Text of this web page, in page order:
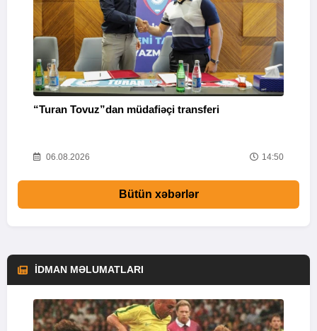
“Turan Tovuz”dan müdafiəçi transferi
06.08.2026 14:50
Bütün xəbərlər
İDMAN MƏLUMATLARI